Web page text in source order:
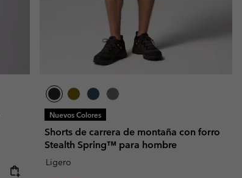
Nuevos Colores
Shorts de carrera de montaña con forro
Stealth Spring™ para hombre
Ligero